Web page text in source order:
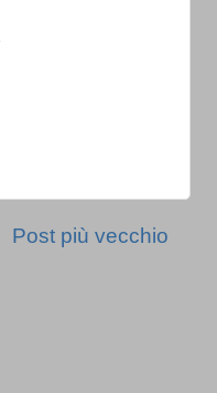
Post più vecchio